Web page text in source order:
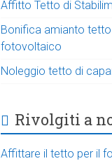
Affitto Tetto di
Bonifica amianto
fotovoltaico
Noleggio tetto di
Rivolgiti a
Affittare il tetto per il